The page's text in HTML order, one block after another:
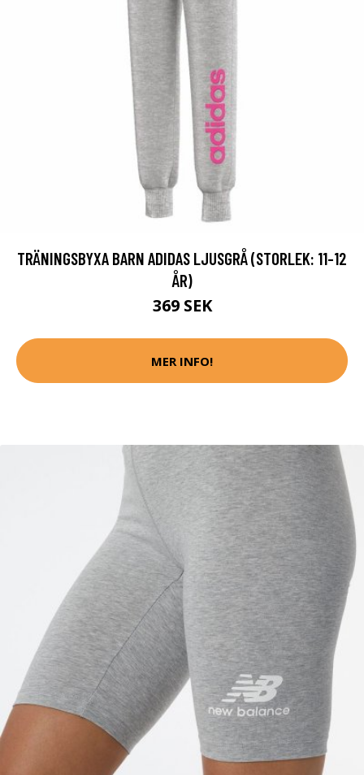
TRÄNINGSBYXA BARN ADIDAS LJUSGRÅ (STORLEK: 11-12
ÅR)
369 SEK
MER INFO!